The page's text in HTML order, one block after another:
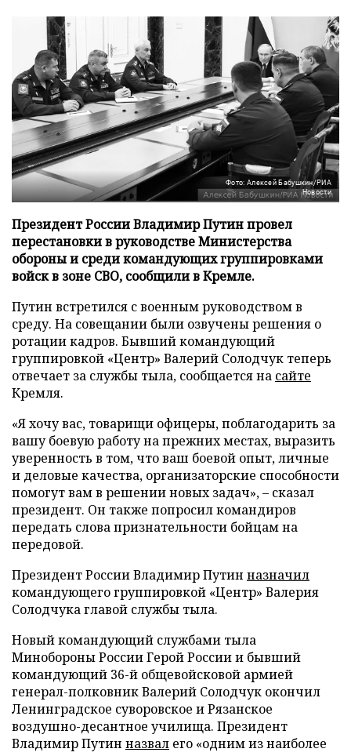
Фото: Алексей Бабушкин/РИА
Новости
Президент России Владимир Путин провел
перестановки в руководстве Министерства
обороны и среди командующих группировками
войск в зоне СВО, сообщили в Кремле.
Путин встретился с военным руководством в
среду. На совещании были озвучены решения о
ротации кадров. Бывший командующий
группировкой «Центр» Валерий Солодчук теперь
отвечает за службы тыла, сообщается на сайте
Кремля.
«Я хочу вас, товарищи офицеры, поблагодарить за
вашу боевую работу на прежних местах, выразить
уверенность в том, что ваш боевой опыт, личные
и деловые качества, организаторские способности
помогут вам в решении новых задач», – сказал
президент. Он также попросил командиров
передать слова признательности бойцам на
передовой.
Президент России Владимир Путин назначил
командующего группировкой «Центр» Валерия
Солодчука главой службы тыла.
Новый командующий службами тыла
Минобороны России Герой России и бывший
командующий 36-й общевойсковой армией
генерал-полковник Валерий Солодчук окончил
Ленинградское суворовское и Рязанское
воздушно-десантное училища. Президент
Владимир Путин назвал его «одним из наиболее